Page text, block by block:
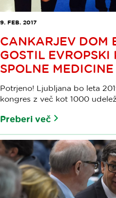
9. FEB. 2017
CANKARJEV DOM
GOSTIL EVROPSKI
SPOLNE MEDICINE
Potrjeno! Ljubljana bo leta
kongres z več kot 1000
Preberi več